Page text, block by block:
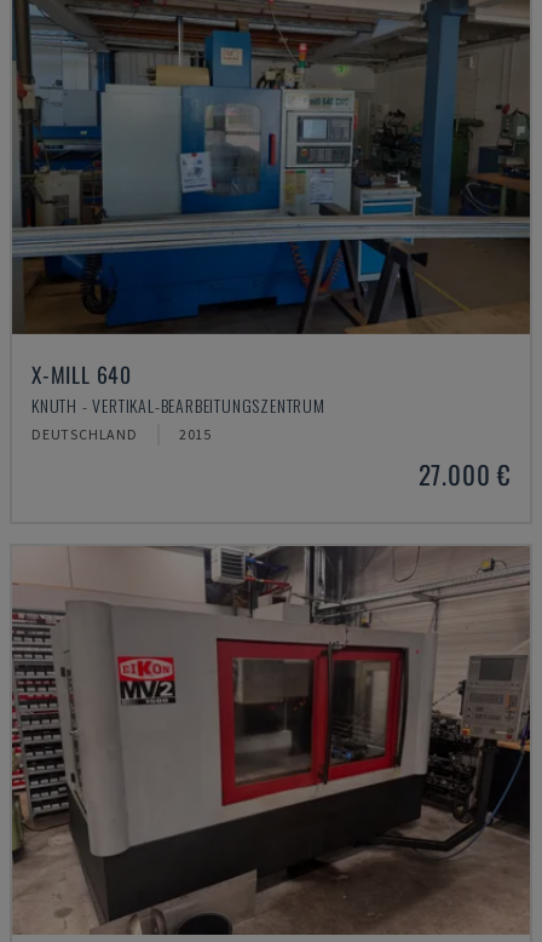
X-MILL 640
KNUTH - VERTIKAL-BEARBEITUNGSZENTRUM
DEUTSCHLAND 2015
27.000 €